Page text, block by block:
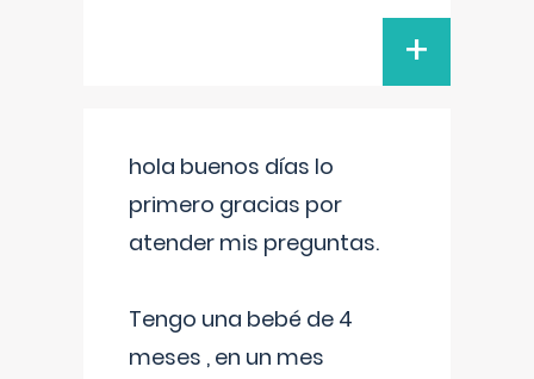
+
hola buenos días lo
primero gracias por
atender mis preguntas.
Tengo una bebé de 4
meses , en un mes